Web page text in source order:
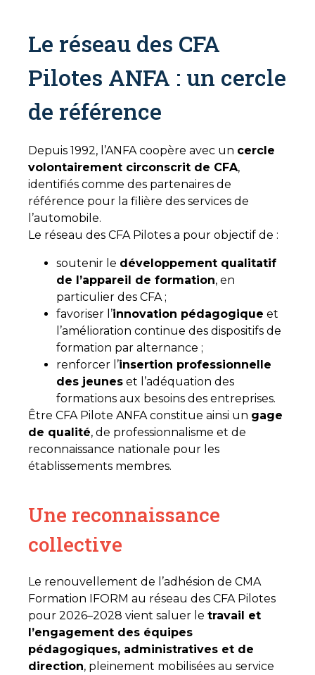
Le réseau des CFA
Pilotes ANFA : un cercle
de référence
Depuis 1992, l’ANFA coopère avec un cercle
volontairement circonscrit de CFA,
identifiés comme des partenaires de
référence pour la filière des services de
l’automobile.
Le réseau des CFA Pilotes a pour objectif de :
soutenir le développement qualitatif
de l’appareil de formation, en
particulier des CFA ;
favoriser l’innovation pédagogique et
l’amélioration continue des dispositifs de
formation par alternance ;
renforcer l’insertion professionnelle
des jeunes et l’adéquation des
formations aux besoins des entreprises.
Être CFA Pilote ANFA constitue ainsi un gage
de qualité, de professionnalisme et de
reconnaissance nationale pour les
établissements membres.
Une reconnaissance
collective
Le renouvellement de l’adhésion de CMA
Formation IFORM au réseau des CFA Pilotes
pour 2026–2028 vient saluer le travail et
l’engagement des équipes
pédagogiques, administratives et de
direction, pleinement mobilisées au service